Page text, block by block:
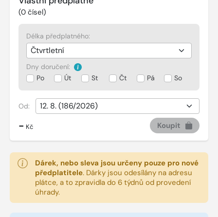
(0 čísel)
Délka předplatného:
Dny doručení:
Po
Út St Čt Pá So
Od:
- Kč Koupit
Dárek, nebo sleva jsou určeny pouze pro nové
předplatitele. Dárky jsou odesílány na adresu
plátce, a to zpravidla do 6 týdnů od provedení
úhrady.